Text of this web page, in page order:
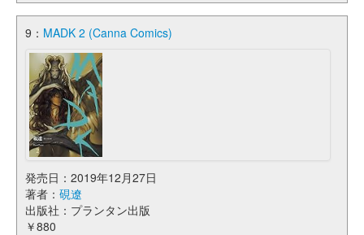
9： MADK 2 (Canna Comics)
発売日：2019年12月27日
著者： 硯遼
出版社：プランタン出版
￥880